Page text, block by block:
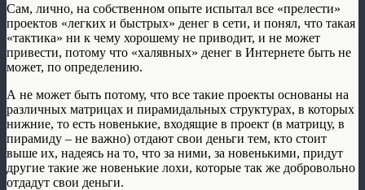
Сам, лично, на собственном опыте испытал все «прелести»
проектов «легких и быстрых» денег в сети, и понял, что такая
«тактика» ни к чему хорошему не приводит, и не может
привести, потому что «халявных» денег в Интернете быть не
может, по определению.
А не может быть потому, что все такие проекты основаны на
различных матрицах и пирамидальных структурах, в которых
нижние, то есть новенькие, входящие в проект (в матрицу, в
пирамиду – не важно) отдают свои деньги тем, кто стоит
выше их, надеясь на то, что за ними, за новенькими, придут
другие такие же новенькие лохи, которые так же добровольно
отдадут свои деньги.